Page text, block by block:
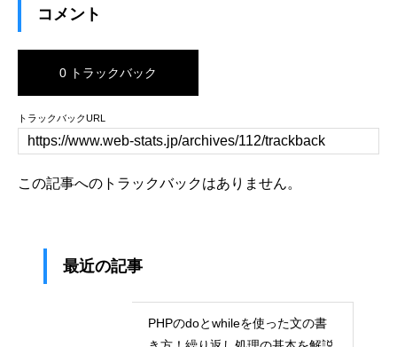
コメント
0 トラックバック
トラックバックURL
この記事へのトラックバックはありません。
最近の記事
PHPのdoとwhileを使った文の書